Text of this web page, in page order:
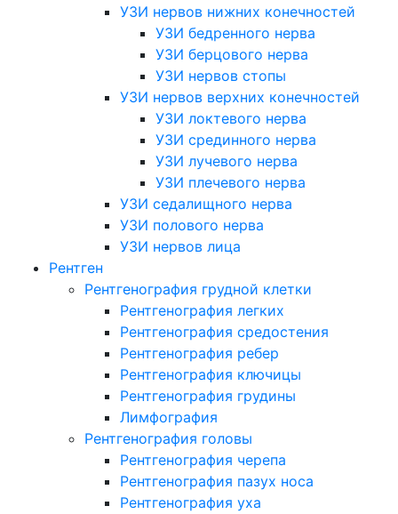
УЗИ нервов нижних конечностей
УЗИ бедренного нерва
УЗИ берцового нерва
УЗИ нервов стопы
УЗИ нервов верхних конечностей
УЗИ локтевого нерва
УЗИ срединного нерва
УЗИ лучевого нерва
УЗИ плечевого нерва
УЗИ седалищного нерва
УЗИ полового нерва
УЗИ нервов лица
Рентген
Рентгенография грудной клетки
Рентгенография легких
Рентгенография средостения
Рентгенография ребер
Рентгенография ключицы
Рентгенография грудины
Лимфография
Рентгенография головы
Рентгенография черепа
Рентгенография пазух носа
Рентгенография уха